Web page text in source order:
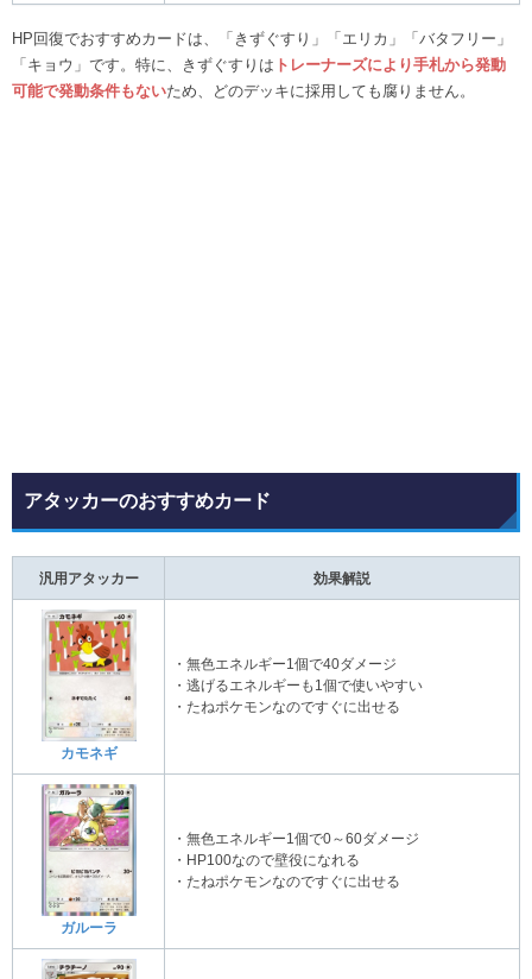
HP回復でおすすめカードは、「きずぐすり」「エリカ」「バタフリー」
「キョウ」です。特に、きずぐすりは トレーナーズにより手札から発動
可能で発動条件もないため、どのデッキに採用しても腐りません。
アタッカーのおすすめカード
汎用アタッカー 効果解説
カモネギ
・無色エネルギー1個で40ダメージ
・逃げるエネルギーも1個で使いやすい
・たねポケモンなのですぐに出せる
ガルーラ
・無色エネルギー1個で0～60ダメージ
・HP100なので壁役になれる
・たねポケモンなのですぐに出せる